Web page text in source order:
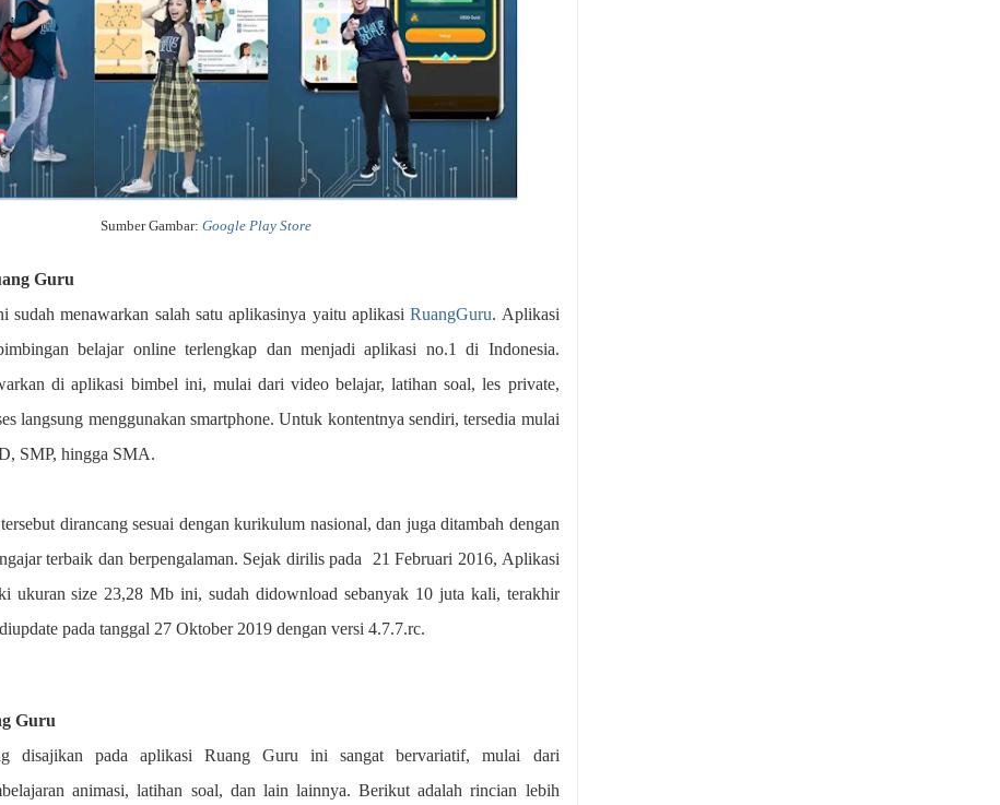
Sumber Gambar: Google Play Store
Guru
sudah menawarkan salah satu aplikasinya yaitu aplikasiRuangGuru. Aplikasi
belajar online terlengkap dan menjadi aplikasi no.1 di Indonesia.
di aplikasi bimbel ini, mulai dari video belajar, latihan soal, les private,
langsung menggunakan smartphone. Untuk kontentnya sendiri, tersedia mulai
SMP, hingga SMA.
dirancang sesuai dengan kurikulum nasional, dan juga ditambah dengan
terbaik dan berpengalaman. Sejak dirilis pada 21 Februari 2016, Aplikasi
ukuran size 23,28 Mb ini, sudah didownload sebanyak 10 juta kali, terakhir
pada tanggal 27 Oktober 2019 dengan versi 4.7.7.rc.
Guru
disajikan pada aplikasi Ruang Guru ini sangat bervariatif, mulai dari
animasi, latihan soal, dan lain lainnya. Berikut adalah rincian lebih